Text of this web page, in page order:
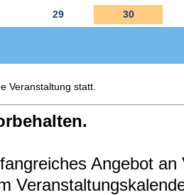
29 30
Veranstaltung statt.
Angebot